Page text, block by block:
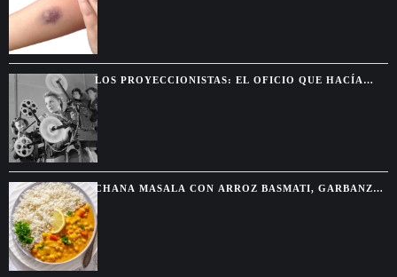
LOS PROYECCIONISTAS: EL OFICIO QUE HACÍA
POSIBLE LA MAGIA DEL CINE
CHANA MASALA CON ARROZ BASMATI, GARBANZOS
ESPECIADOS Y SALSA CREMOSA